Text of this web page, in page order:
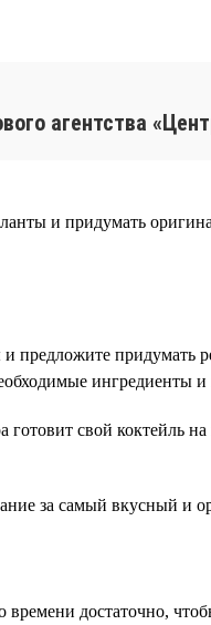
агентства
и придумать
и предложите
ингредиенты и
готовит свой коктейль
за самый вкусный и
достаточно,